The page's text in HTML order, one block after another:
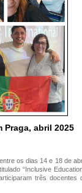
abril 2025
os dias 14 e 18 de
“Inclusive
três docentes